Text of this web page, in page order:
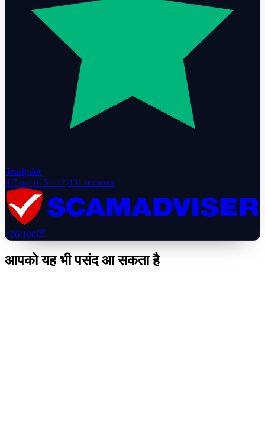
Trustpilot
4.7 out of 5 · 12,431 reviews
100/100
आपको यह भी पसंद आ सकता है